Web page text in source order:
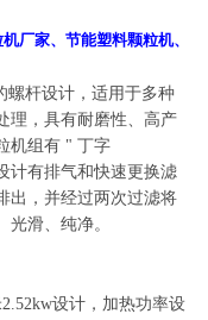
厂家、节能塑料颗粒机、
螺杆设计，适用于多种
理，具有耐磨性、高产
机组有 " 丁字
计有排气和快速更换滤
出，并经过两次过滤将
滑、纯净。
2.52kw设计，加热功率设